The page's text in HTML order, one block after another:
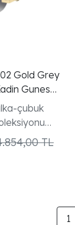
Gold Grey
Gunes
çubuk
TL
1